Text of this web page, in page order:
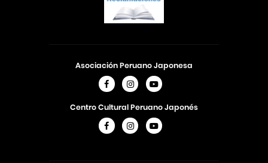
Asociación Peruano Japonesa
Centro Cultural Peruano Japonés